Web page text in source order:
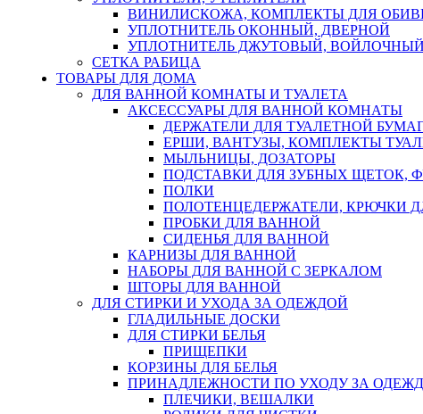
ВИНИЛИСКОЖА, КОМПЛЕКТЫ ДЛЯ
УПЛОТНИТЕЛЬ ОКОННЫЙ, ДВЕРНОЙ
УПЛОТНИТЕЛЬ ДЖУТОВЫЙ, ВОЙЛОЧНЫЙ
СЕТКА РАБИЦА
ТОВАРЫ ДЛЯ ДОМА
ДЛЯ ВАННОЙ КОМНАТЫ И ТУАЛЕТА
АКСЕССУАРЫ ДЛЯ ВАННОЙ КОМНАТЫ
ДЕРЖАТЕЛИ ДЛЯ ТУАЛЕТНОЙ
ЕРШИ, ВАНТУЗЫ, КОМПЛЕКТЫ
МЫЛЬНИЦЫ, ДОЗАТОРЫ
ПОДСТАВКИ ДЛЯ ЗУБНЫХ ЩЕТОК,
ПОЛКИ
ПОЛОТЕНЦЕДЕРЖАТЕЛИ, КРЮЧКИ
ПРОБКИ ДЛЯ ВАННОЙ
СИДЕНЬЯ ДЛЯ ВАННОЙ
КАРНИЗЫ ДЛЯ ВАННОЙ
НАБОРЫ ДЛЯ ВАННОЙ С ЗЕРКАЛОМ
ШТОРЫ ДЛЯ ВАННОЙ
ДЛЯ СТИРКИ И УХОДА ЗА ОДЕЖДОЙ
ГЛАДИЛЬНЫЕ ДОСКИ
ДЛЯ СТИРКИ БЕЛЬЯ
ПРИЩЕПКИ
КОРЗИНЫ ДЛЯ БЕЛЬЯ
ПРИНАДЛЕЖНОСТИ ПО УХОДУ ЗА
ПЛЕЧИКИ, ВЕШАЛКИ